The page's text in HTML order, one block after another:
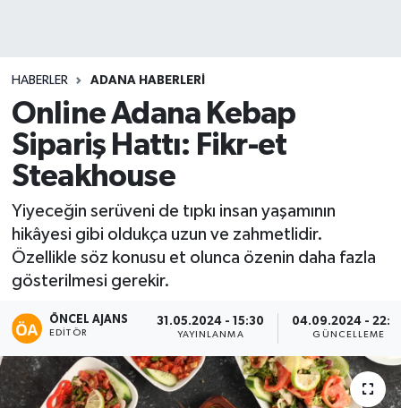
HABERLER ADANA HABERLERI
Online Adana Kebap
Sipariş Hattı: Fikr-et
Steakhouse
Yiyeceğin serüveni de tıpkı insan yaşamının
hikâyesi gibi oldukça uzun ve zahmetlidir.
Özellikle söz konusu et olunca özenin daha fazla
gösterilmesi gerekir.
ÖNCEL AJANS
EDITÖR
31.05.2024 - 15:30
YAYINLANMA
04.09.2024 -
GÜNCELLEME
Eğitim
Siyaset
Kadın
Magazin
Yaşam
Tüm Manşetler
Son Dakika Haberleri